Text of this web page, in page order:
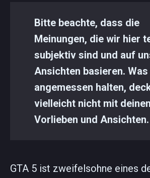
Bitte beachte, dass die
Meinungen, die wir hier
subjektiv sind und auf
Ansichten basieren.
angemessen halten,
vielleicht nicht mit deinen
Vorlieben und Ansichten.
GTA 5 ist zweifelsohne eines